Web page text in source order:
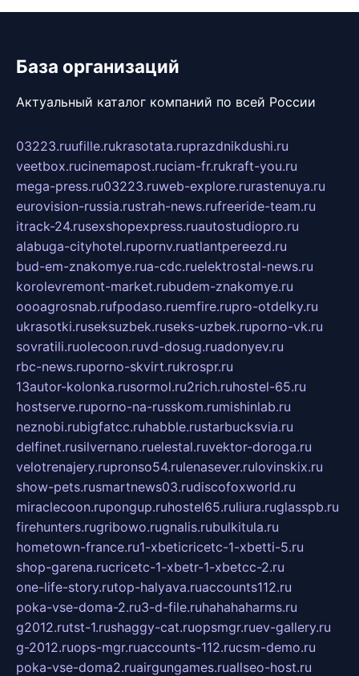
База организаций
Актуальный каталог компаний по всей России
03223.ruufille.rukrasotata.ruprazdnikdushi.ru
veetbox.rucinemapost.ruciam-fr.rukraft-you.ru
mega-press.ru03223.ruweb-explore.rurastenuya.ru
eurovision-russia.rustrah-news.rufreeride-team.ru
itrack-24.rusexshopexpress.ruautostudiopro.ru
alabuga-cityhotel.rupornv.ruatlantpereezd.ru
bud-em-znakomye.rua-cdc.ruelektrostal-news.ru
korolevremont-market.rubudem-znakomye.ru
oooagrosnab.rufpodaso.ruemfire.rupro-otdelky.ru
ukrasotki.ruseksuzbek.ruseks-uzbek.ruporno-vk.ru
sovratili.ruolecoon.ruvd-dosug.ruadonyev.ru
rbc-news.ruporno-skvirt.rukrospr.ru
13autor-kolonka.rusormol.ru2rich.ruhostel-65.ru
hostserve.ruporno-na-russkom.rumishinlab.ru
neznobi.rubigfatcc.ruhabble.rustarbucksvia.ru
delfinet.rusilvernano.ruelestal.ruvektor-doroga.ru
velotrenajery.rupronso54.rulenasever.rulovinskix.ru
show-pets.rusmartnews03.rudiscofoxworld.ru
miraclecoon.rupongup.ruhostel65.ruliura.ruglasspb.ru
firehunters.rugribowo.rugnalis.rubulkitula.ru
hometown-france.ru1-xbeticricetc-1-xbetti-5.ru
shop-garena.rucricetc-1-xbetr-1-xbetcc-2.ru
one-life-story.rutop-halyava.ruaccounts112.ru
poka-vse-doma-2.ru3-d-file.ruhahahaharms.ru
g2012.rutst-1.rushaggy-cat.ruopsmgr.ruev-gallery.ru
g-2012.ruops-mgr.ruaccounts-112.rucsm-demo.ru
poka-vse-doma2.ruairgungames.ruallseo-host.ru